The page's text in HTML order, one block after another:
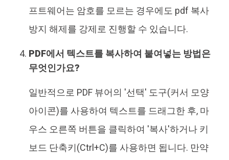
프트웨어는 암호를 모르는 경우에도 pdf 복사
방지 해제를 강제로 진행할 수 있습니다.
PDF에서 텍스트를 복사하여 붙여넣는 방법은
무엇인가요?
일반적으로 PDF 뷰어의 '선택' 도구(커서 모양
아이콘)를 사용하여 텍스트를 드래그한 후, 마
우스 오른쪽 버튼을 클릭하여 '복사'하거나 키
보드 단축키(Ctrl+C)를 사용하면 됩니다. 만약